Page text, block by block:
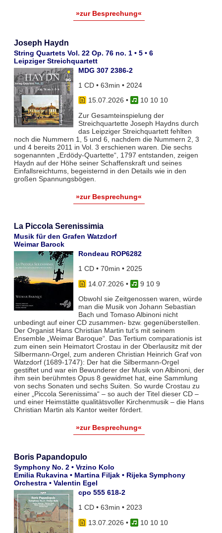
»zur Besprechung«
Joseph Haydn
String Quartets Vol. 22 Op. 76 no. 1 • 5 • 6
Leipziger Streichquartett
MDG 307 2386-2
1 CD • 63min • 2024
15.07.2026 •
10 10 10
Zur Gesamteinspielung der
Streichquartette Joseph Haydns durch
das Leipziger Streichquartett fehlten
noch die Nummern 1, 5 und 6, nachdem die Nummern 2, 3
und 4 bereits 2011 in Vol. 3 erschienen waren. Die sechs
sogenannten „Erdödy-Quartette“, 1797 entstanden, zeigen
Haydn auf der Höhe seiner Schaffenskraft und seines
Einfallsreichtums, begeisternd in den Details wie in den
großen Spannungsbögen.
»zur Besprechung«
La Piccola Serenissimia
Musik für den Grafen Watzdorf
Weimar Barock
Rondeau ROP6282
1 CD • 70min • 2025
14.07.2026 •
9 10 9
Obwohl sie Zeitgenossen waren, würde
man die Musik von Johann Sebastian
Bach und Tomaso Albinoni nicht
unbedingt auf einer CD zusammen- bzw. gegenüberstellen.
Der Organist Hans Christian Martin tut’s mit seinem
Ensemble „Weimar Baroque“. Das Tertium comparationis ist
zum einen sein Heimatort Crostau in der Oberlausitz mit der
Silbermann-Orgel, zum anderen Christian Heinrich Graf von
Watzdorf (1689-1747): Der hat die Silbermann-Orgel
gestiftet und war ein Bewunderer der Musik von Albinoni, der
ihm sein berühmtes Opus 8 gewidmet hat, eine Sammlung
von sechs Sonaten und sechs Suiten. So wurde Crostau zu
einer „Piccola Serenissima“ – so auch der Titel dieser CD –
und einer Heimstätte qualitätsvoller Kirchenmusik – die Hans
Christian Martin als Kantor weiter fördert.
»zur Besprechung«
Boris Papandopulo
Symphony No. 2 • Vrzino Kolo
Emilia Rukavina • Martina Filjak • Rijeka Symphony
Orchestra • Valentin Egel
cpo 555 618-2
1 CD • 63min • 2023
13.07.2026 •
10 10 10